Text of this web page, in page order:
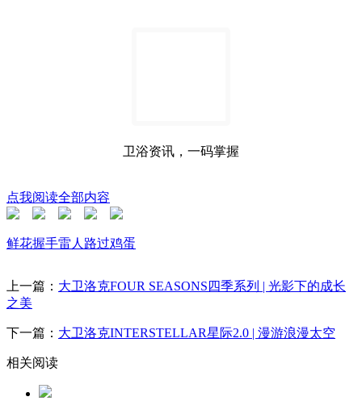
卫浴资讯，一码掌握
点我阅读全部内容
鲜花握手雷人 路过鸡蛋
上一篇： 大卫洛克FOUR SEASONS四季系列 | 光影下的成长
之美
下一篇： 大卫洛克INTERSTELLAR星际2.0 | 漫游浪漫太空
相关阅读